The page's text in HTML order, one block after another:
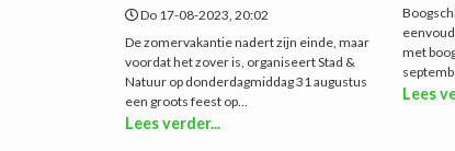
Do 17-08-2023, 20:02
De zomervakantie nadert zijn einde, maar
voordat het zover is, organiseert Stad &
Natuur op donderdagmiddag 31 augustus
een groots feest op...
Lees verder...
met
Lees